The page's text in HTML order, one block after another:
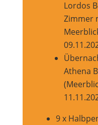
Lordos
Zimmer
Athena
9 x